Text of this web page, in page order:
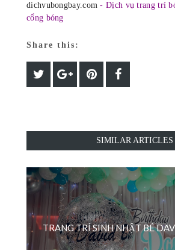
dichvubongbay.com - Dịch vụ trang trí
cổng bóng
Share this:
SIMILAR ARTICLES
TRANG TRÍ SINH NHẬT BÉ